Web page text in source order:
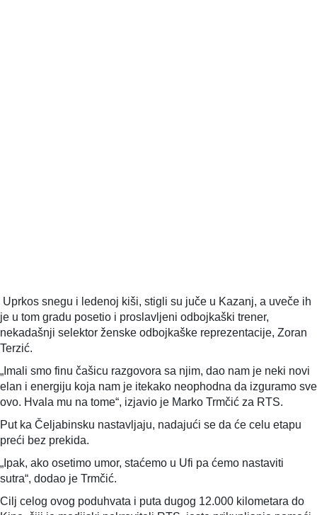
Uprkos snegu i ledenoj kiši, stigli su juče u Kazanj, a uveče ih
je u tom gradu posetio i proslavljeni odbojkaški trener,
nekadašnji selektor ženske odbojkaške reprezentacije, Zoran
Terzić.
„Imali smo finu čašicu razgovora sa njim, dao nam je neki novi
elan i energiju koja nam je itekako neophodna da izguramo sve
ovo. Hvala mu na tome“, izjavio je Marko Trmčić za RTS.
Put ka Čeljabinsku nastavljaju, nadajući se da će celu etapu
preći bez prekida.
„Ipak, ako osetimo umor, staćemo u Ufi pa ćemo nastaviti
sutra“, dodao je Trmčić.
Cilj celog ovog poduhvata i puta dugog 12.000 kilometara do